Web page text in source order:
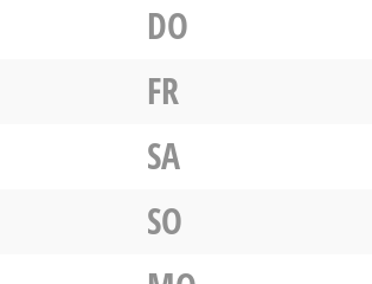
DO
FR
SA
SO